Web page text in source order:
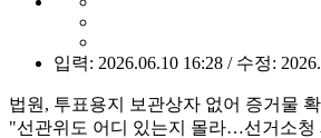
입력: 2026.06.10 16:28 / 수정:
법원, 투표용지 보관상자 없어 증거물
"선관위도 어디 있는지 몰라…선거소청